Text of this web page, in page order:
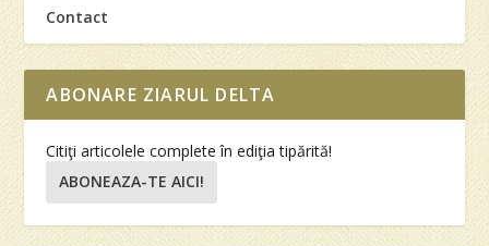
Contact
ABONARE ZIARUL DELTA
Citiţi articolele complete în ediţia tipărită!
ABONEAZA-TE AICI!